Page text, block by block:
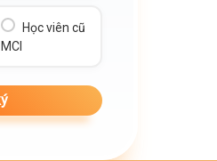
Học viên cũ
MCI